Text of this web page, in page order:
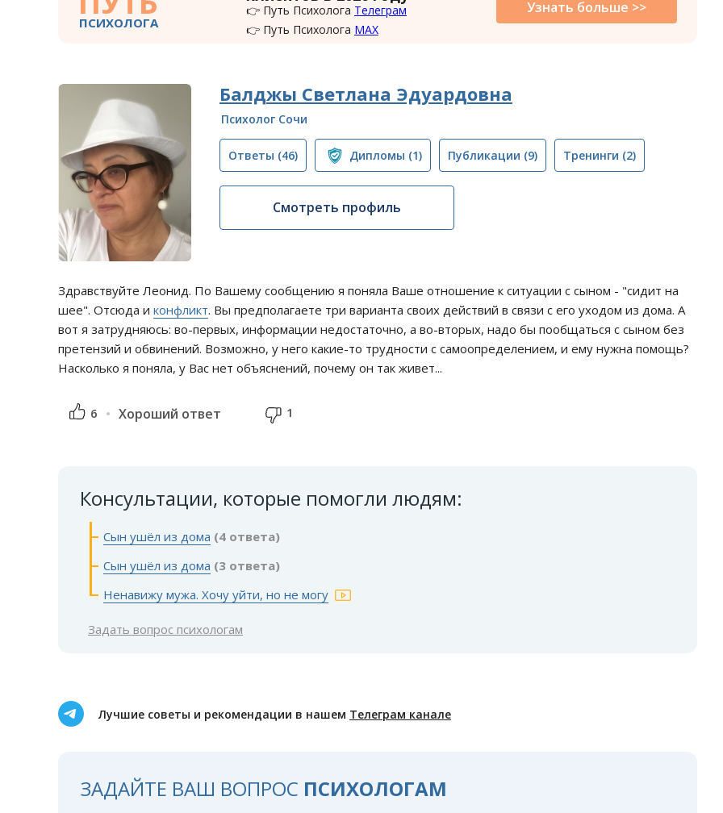
ПСИХОЛОГА
👉 Путь Психолога Телеграм
👉 Путь Психолога MAX
Узнать больше >>
Балджы Светлана Эдуардовна
Психолог Сочи
Ответы (46) Дипломы (1) Публикации (9) Тренинги (2)
Смотреть профиль
Здравствуйте Леонид. По Вашему сообщению я поняла Ваше отношение к ситуации с сыном - "сидит на
шее". Отсюда и конфликт. Вы предполагаете три варианта своих действий в связи с его уходом из дома. А
вот я затрудняюсь: во-первых, информации недостаточно, а во-вторых, надо бы пообщаться с сыном без
претензий и обвинений. Возможно, у него какие-то трудности с самоопределением, и ему нужна помощь?
Насколько я поняла, у Вас нет объяснений, почему он так живет...
6 Хороший ответ 1
Консультации, которые помогли людям:
Сын ушёл из дома (4 ответа)
Сын ушёл из дома (3 ответа)
Ненавижу мужа. Хочу уйти, но не могу
Задать вопрос психологам
Лучшие советы и рекомендации в нашем Телеграм канале
ЗАДАЙТЕ ВАШ ВОПРОС ПСИХОЛОГАМ